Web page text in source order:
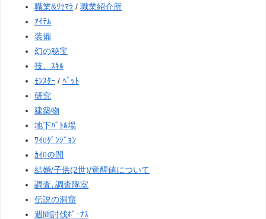
職業&ﾘｾﾏﾗ /職業紹介所
ｱｲﾃﾑ
装備
幻の秘宝
技、ｽｷﾙ
ﾓﾝｽﾀｰ /ﾍﾟｯﾄ
研究
建築物
地下ﾊﾞﾄﾙ場
ﾜｲﾛﾀﾞﾝｼﾞｮﾝ
ｶｲﾛの間
結婚/子供(2世)/覚醒値について
調査､調査隊室
伝説の洞窟
週間討伐ﾎﾞｰﾅｽ